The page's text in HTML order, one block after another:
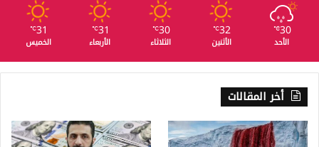
30
℃
الأحد
32
℃
الأثنين
30
℃
الثلاثاء
31
℃
الأربعاء
31
℃
الخميس
أخر المقالات